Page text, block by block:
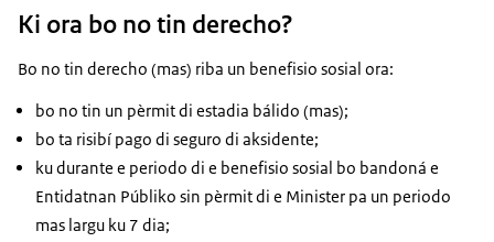
Ki ora bo no tin derecho?
Bo no tin derecho (mas) riba un benefisio sosial ora:
bo no tin un pèrmit di estadia bálido (mas);
bo ta risibí pago di seguro di aksidente;
ku durante e periodo di e benefisio sosial bo bandoná e
Entidatnan Públiko sin pèrmit di e Minister pa un periodo
mas largu ku 7 dia;